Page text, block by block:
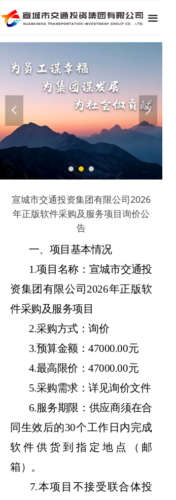
넳 넲
끀
宣城市交通投资集团有限公司2026
年正版软件采购及服务项目询价公
告
一、项目基本情况
1.项目名称：宣城市交通投
资集团有限公司2026年正版软
件采购及服务项目
2.采购方式：询价
3.预算金额：47000.00元
4.最高限价：47000.00元
5.采购需求：详见询价文件
6.服务期限：供应商须在合
同生效后的30个工作日内完成
软件供货到指定地点（邮
箱）。
7.本项目不接受联合体投